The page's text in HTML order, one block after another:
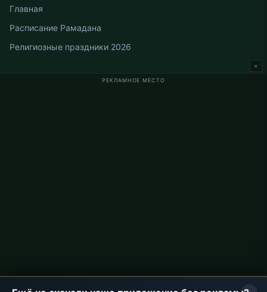
РЕКЛАМНОЕ МЕСТО
×
Главная
Расписание Рамадана
Религиозные праздники 2026
Время намаза в Германии